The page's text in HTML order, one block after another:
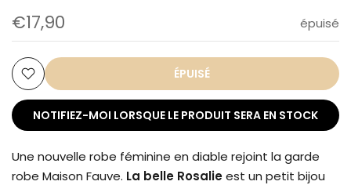
€17,90 épuisé
ÉPUISÉ
NOTIFIEZ-MOI LORSQUE LE PRODUIT SERA EN STOCK
Une nouvelle robe féminine en diable rejoint la garde
robe Maison Fauve. La belle Rosalieest un petit bijou